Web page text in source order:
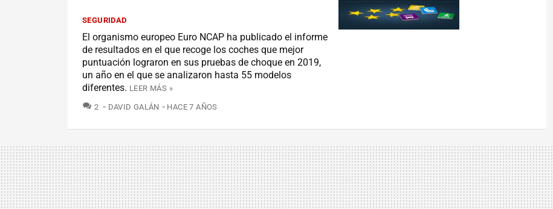
SEGURIDAD
El organismo europeo Euro NCAP ha publicado el informe
de resultados en el que recoge los coches que mejor
puntuación lograron en sus pruebas de choque en 2019,
un año en el que se analizaron hasta 55 modelos
diferentes. LEER MÁS »
2 COMENTARIOS
DAVID GALÁN HACE 7 AÑOS